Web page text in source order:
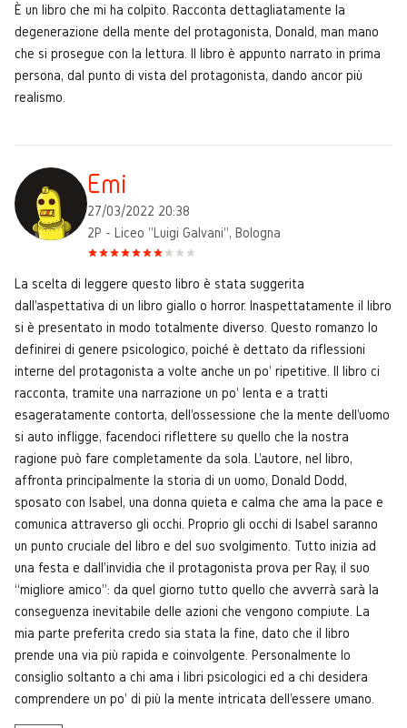
È un libro che mi ha colpito. Racconta dettagliatamente la
degenerazione della mente del protagonista, Donald, man mano
che si prosegue con la lettura. Il libro è appunto narrato in prima
persona, dal punto di vista del protagonista, dando ancor più
realismo.
Emi
27/03/2022 20:38
2P - Liceo "Luigi Galvani", Bologna
La scelta di leggere questo libro è stata suggerita
dall'aspettativa di un libro giallo o horror. Inaspettatamente il libro
si è presentato in modo totalmente diverso. Questo romanzo lo
definirei di genere psicologico, poiché è dettato da riflessioni
interne del protagonista a volte anche un po' ripetitive. Il libro ci
racconta, tramite una narrazione un po' lenta e a tratti
esageratamente contorta, dell'ossessione che la mente dell'uomo
si auto infligge, facendoci riflettere su quello che la nostra
ragione può fare completamente da sola. L'autore, nel libro,
affronta principalmente la storia di un uomo, Donald Dodd,
sposato con Isabel, una donna quieta e calma che ama la pace e
comunica attraverso gli occhi. Proprio gli occhi di Isabel saranno
un punto cruciale del libro e del suo svolgimento. Tutto inizia ad
una festa e dall'invidia che il protagonista prova per Ray, il suo
“migliore amico”: da quel giorno tutto quello che avverrà sarà la
conseguenza inevitabile delle azioni che vengono compiute. La
mia parte preferita credo sia stata la fine, dato che il libro
prende una via più rapida e coinvolgente. Personalmente lo
consiglio soltanto a chi ama i libri psicologici ed a chi desidera
comprendere un po' di più la mente intricata dell'essere umano.